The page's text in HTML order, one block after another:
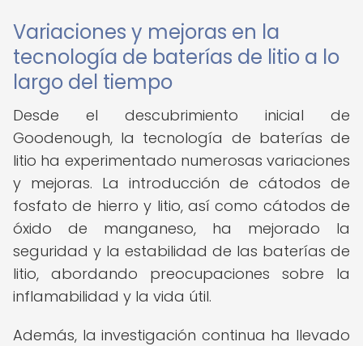
Variaciones y mejoras en la
tecnología de baterías de litio a lo
largo del tiempo
Desde el descubrimiento inicial de
Goodenough, la tecnología de baterías de
litio ha experimentado numerosas variaciones
y mejoras. La introducción de cátodos de
fosfato de hierro y litio, así como cátodos de
óxido de manganeso, ha mejorado la
seguridad y la estabilidad de las baterías de
litio, abordando preocupaciones sobre la
inflamabilidad y la vida útil.
Además, la investigación continua ha llevado